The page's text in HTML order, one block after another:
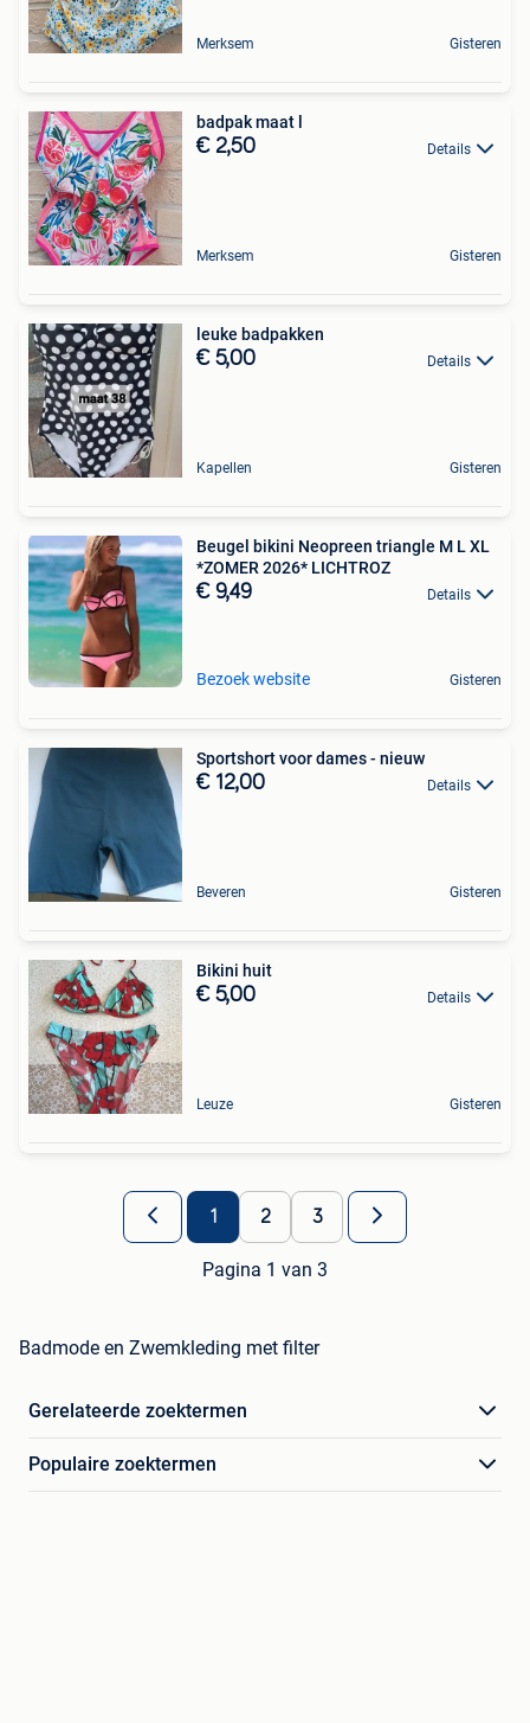
Merksem Gisteren
badpak maat l
€ 2,50 Details
Merksem Gisteren
leuke badpakken
€ 5,00 Details
Kapellen Gisteren
Beugel bikini Neopreen triangle M L XL
*ZOMER 2026* LICHTROZ
€ 9,49 Details
Bezoek website Gisteren
Sportshort voor dames - nieuw
€ 12,00 Details
Beveren Gisteren
Bikini huit
€ 5,00 Details
Leuze Gisteren
1 2 3
Pagina 1 van 3
Badmode en Zwemkleding met filter
Gerelateerde zoektermen
Populaire zoektermen